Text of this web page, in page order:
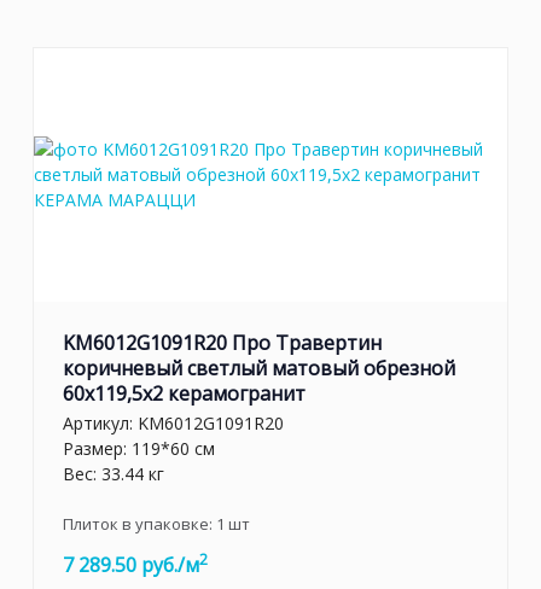
KM6012G1091R20 Про Травертин
коричневый светлый матовый обрезной
60x119,5x2 керамогранит
Артикул: KM6012G1091R20
Размер: 119*60 см
Вес: 33.44 кг
Плиток в упаковке: 1 шт
7 289.50 руб./м2